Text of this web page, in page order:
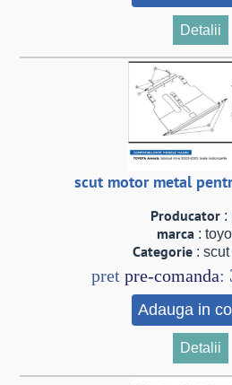
Detalii
scut motor metal
Producator:
marca :
Categorie: scut
pretpre-comanda:
Adauga in
Detalii